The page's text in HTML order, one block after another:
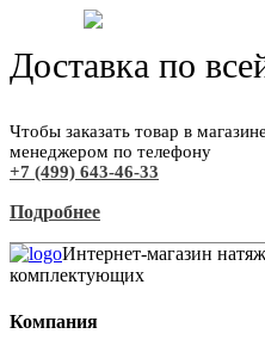
Доставка по
Чтобы заказать товар в
менеджером по телефону
+7 (499) 643-46-33
Подробнее
Интернет-магазин
комплектующих
Компания